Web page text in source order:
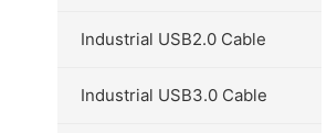
Industrial USB2.0 Cable
Industrial USB3.0 Cable